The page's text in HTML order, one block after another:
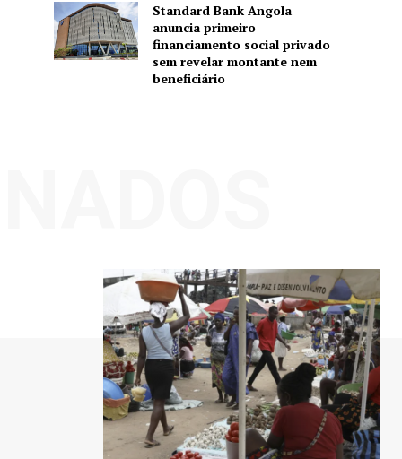
Standard Bank Angola
anuncia primeiro
financiamento social privado
sem revelar montante nem
beneficiário